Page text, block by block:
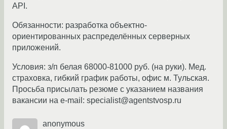
API.
Обязанности: разработка объектно-
ориентированных распределённых серверных
приложений.
Условия: з/п белая 68000-81000 руб. (на руки). Мед.
страховка, гибкий график работы, офис м. Тульская.
Просьба присылать резюме с указанием названия
вакансии на e-mail: specialist@agentstvosp.ru
anonymous